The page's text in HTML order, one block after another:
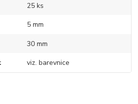
25 ks
5 mm
30 mm
viz. barevnice